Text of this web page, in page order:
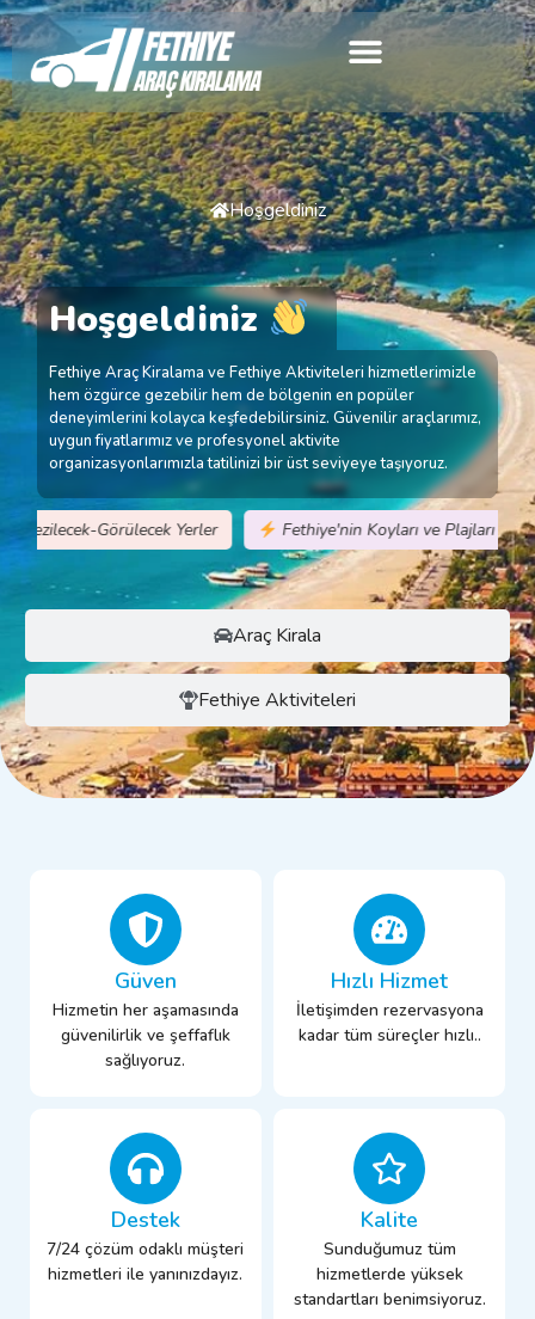
Hoşgeldiniz
Araç Kirala
Fethiye Aktiviteleri
Hoşgeldiniz
Fethiye Araç Kiralama ve Fethiye Aktiviteleri hizmetlerimizle
hem özgürce gezebilir hem de bölgenin en popüler
deneyimlerini kolayca keşfedebilirsiniz. Güvenilir araçlarımız,
uygun fiyatlarımız ve profesyonel aktivite
organizasyonlarımızla tatilinizi bir üst seviyeye taşıyoruz.
Görülecek Yerler Fethiye'nin Koyları ve Plajları
Güven
Hizmetin her aşamasında
güvenilirlik ve şeffaflık
sağlıyoruz.
Hızlı Hizmet
İletişimden rezervasyona
kadar tüm süreçler hızlı..
Destek
7/24 çözüm odaklı müşteri
hizmetleri ile yanınızdayız.
Kalite
Sunduğumuz tüm
hizmetlerde yüksek
standartları benimsiyoruz.